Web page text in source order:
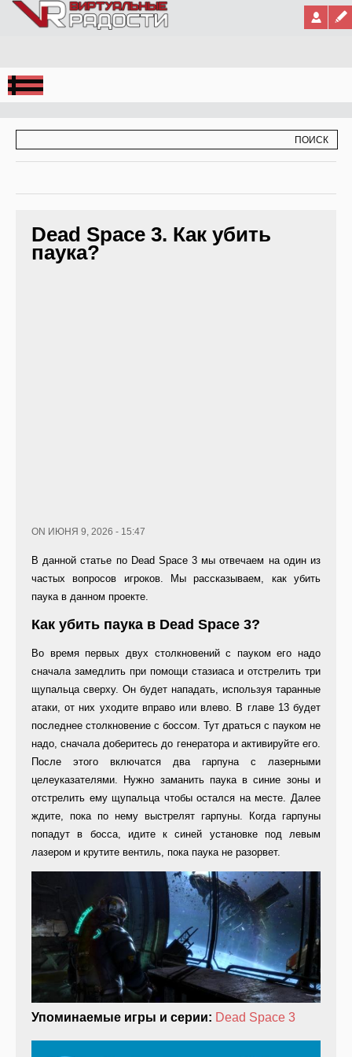
Jump to Navigation
Dead Space 3. Как убить
паука?
ON ИЮНЯ 9, 2026 - 15:47
В данной статье по Dead Space 3 мы отвечаем на один из
частых вопросов игроков. Мы рассказываем, как убить
паука в данном проекте.
Как убить паука в Dead Space 3?
Во время первых двух столкновений с пауком его надо
сначала замедлить при помощи стазиаса и отстрелить три
щупальца сверху. Он будет нападать, используя таранные
атаки, от них уходите вправо или влево. В главе 13 будет
последнее столкновение с боссом. Тут драться с пауком не
надо, сначала доберитесь до генератора и активируйте его.
После этого включатся два гарпуна с лазерными
целеуказателями. Нужно заманить паука в синие зоны и
отстрелить ему щупальца чтобы остался на месте. Далее
ждите, пока по нему выстрелят гарпуны. Когда гарпуны
попадут в босса, идите к синей установке под левым
лазером и крутите вентиль, пока паука не разорвет.
Упоминаемые игры и серии: Dead Space 3